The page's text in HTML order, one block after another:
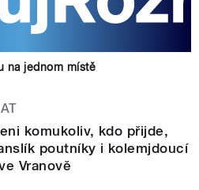
na jednom místě
komukoliv, kdo přijde,
poutníky i kolemjdoucí
Vranově